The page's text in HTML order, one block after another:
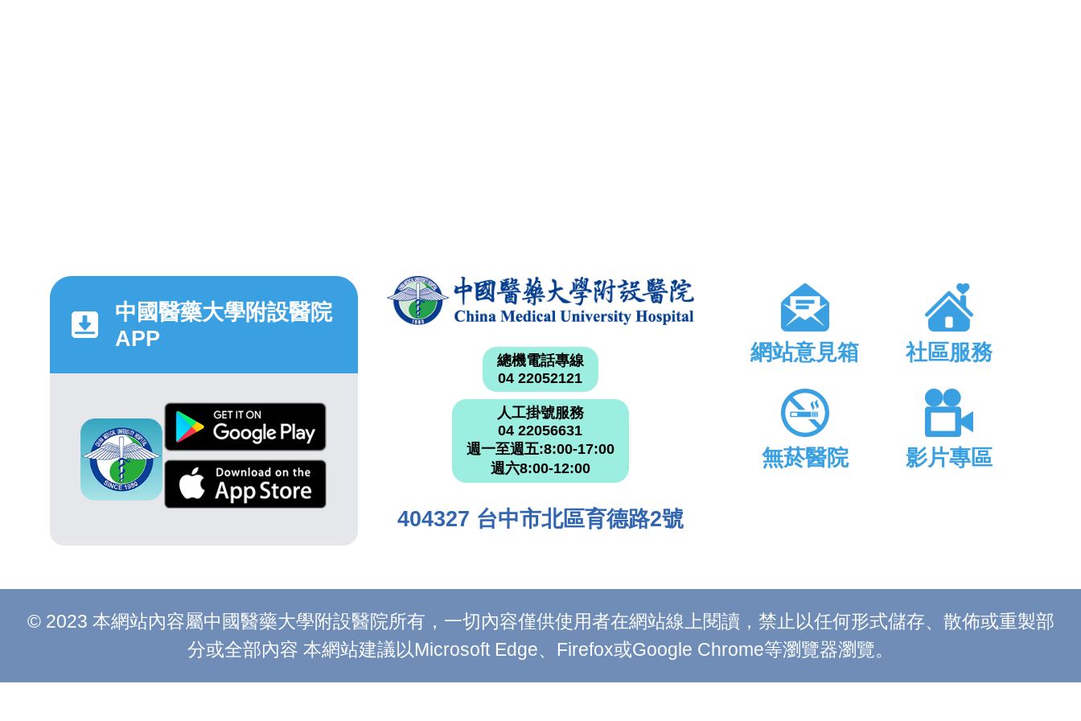
中國醫藥大學附設醫院
APP
總機電話專線
04 22052121
人工掛號服務
04 22056631
週一至週五:8:00-17:00
週六8:00-12:00
404327 台中市北區育德路2號
網站意見箱 社區服務
無菸醫院 影片專區
© 2023 本網站內容屬中國醫藥大學附設醫院所有，一切內容僅供使用者在網站線上閱讀，禁止以任何形式儲存、散佈或重製部
分或全部內容 本網站建議以Microsoft Edge、Firefox或Google Chrome等瀏覽器瀏覽。